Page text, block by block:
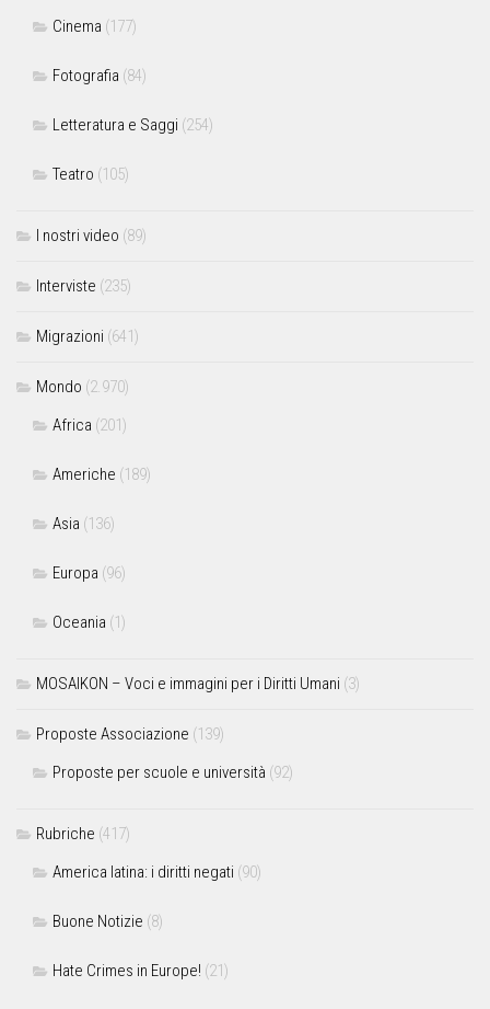
Cinema (177)
Fotografia (84)
Letteratura e Saggi (254)
Teatro (105)
I nostri video (89)
Interviste (235)
Migrazioni (641)
Mondo (2.970)
Africa (201)
Americhe (189)
Asia (136)
Europa (96)
Oceania (1)
MOSAIKON – Voci e immagini per i Diritti Umani (3)
Proposte Associazione (139)
Proposte per scuole e università (92)
Rubriche (417)
America latina: i diritti negati (90)
Buone Notizie (8)
Hate Crimes in Europe! (21)